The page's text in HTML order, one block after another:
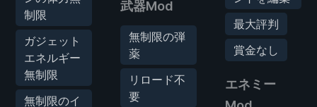
制限
ガジェット
エネルギー
無制限
無制限のイ
武器Mod
無制限の弾
薬
リロード不
要
最大評判
賞金なし
エネミー